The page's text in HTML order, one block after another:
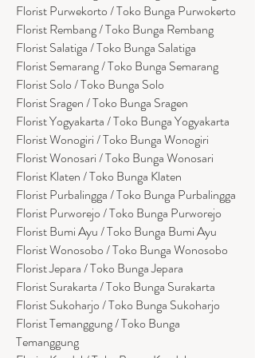
Florist Purwekorto / Toko Bunga Purwokerto
Florist Rembang / Toko Bunga Rembang
Florist Salatiga / Toko Bunga Salatiga
Florist Semarang / Toko Bunga Semarang
Florist Solo / Toko Bunga Solo
Florist Sragen / Toko Bunga Sragen
Florist Yogyakarta / Toko Bunga Yogyakarta
Florist Wonogiri / Toko Bunga Wonogiri
Florist Wonosari / Toko Bunga Wonosari
Florist Klaten / Toko Bunga Klaten
Florist Purbalingga / Toko Bunga Purbalingga
Florist Purworejo / Toko Bunga Purworejo
Florist Bumi Ayu / Toko Bunga Bumi Ayu
Florist Wonosobo / Toko Bunga Wonosobo
Florist Jepara / Toko Bunga Jepara
Florist Surakarta / Toko Bunga Surakarta
Florist Sukoharjo / Toko Bunga Sukoharjo
Florist Temanggung / Toko Bunga
Temanggung